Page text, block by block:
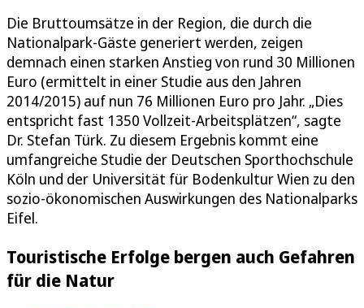
Die Bruttoumsätze in der Region, die durch die
Nationalpark-Gäste generiert werden, zeigen
demnach einen starken Anstieg von rund 30 Millionen
Euro (ermittelt in einer Studie aus den Jahren
2014/2015) auf nun 76 Millionen Euro pro Jahr. „Dies
entspricht fast 1350 Vollzeit-Arbeitsplätzen“, sagte
Dr. Stefan Türk. Zu diesem Ergebnis kommt eine
umfangreiche Studie der Deutschen Sporthochschule
Köln und der Universität für Bodenkultur Wien zu den
sozio-ökonomischen Auswirkungen des Nationalparks
Eifel.
Touristische Erfolge bergen auch Gefahren
für die Natur